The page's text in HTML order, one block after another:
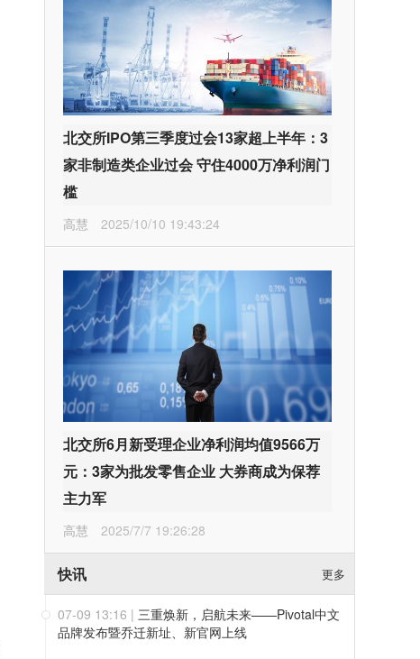
北交所IPO第三季度过会13家超上半年：3
家非制造类企业过会 守住4000万净利润门
槛
高慧 2025/10/10 19:43:24
北交所6月新受理企业净利润均值9566万
元：3家为批发零售企业 大券商成为保荐
主力军
高慧 2025/7/7 19:26:28
快讯 更多
07-09 13:16 | 三重焕新，启航未来——Pivotal中文
品牌发布暨乔迁新址、新官网上线